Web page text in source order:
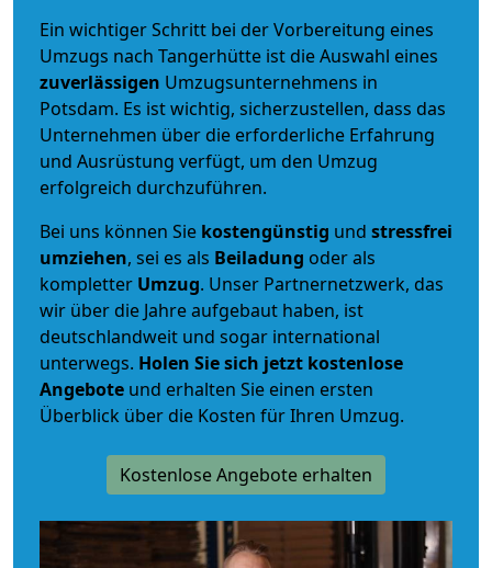
Ein wichtiger Schritt bei der Vorbereitung eines
Umzugs nach Tangerhütte ist die Auswahl eines
zuverlässigen Umzugsunternehmens in
Potsdam. Es ist wichtig, sicherzustellen, dass das
Unternehmen über die erforderliche Erfahrung
und Ausrüstung verfügt, um den Umzug
erfolgreich durchzuführen.
Bei uns können Sie kostengünstig und stressfrei
umziehen, sei es als Beiladung oder als
kompletter Umzug. Unser Partnernetzwerk, das
wir über die Jahre aufgebaut haben, ist
deutschlandweit und sogar international
unterwegs. Holen Sie sich jetzt kostenlose
Angebote und erhalten Sie einen ersten
Überblick über die Kosten für Ihren Umzug.
Kostenlose Angebote erhalten